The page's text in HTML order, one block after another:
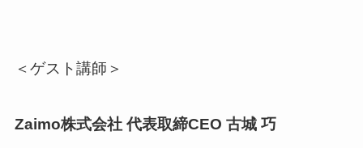
＜ゲスト講師＞
Zaimo株式会社 代表取締CEO 古城 巧